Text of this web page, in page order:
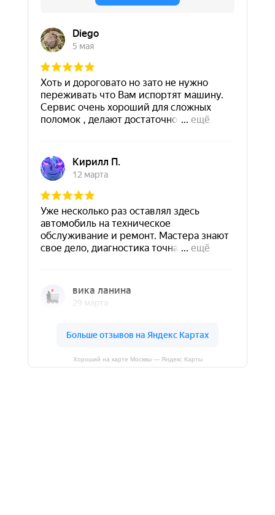
Хороший на карте Москвы — Яндекс Карты